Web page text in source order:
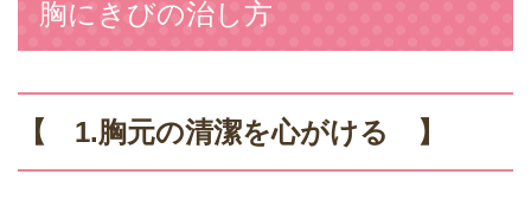
胸にきびの治し方
【 1.胸元の清潔を心がける 】